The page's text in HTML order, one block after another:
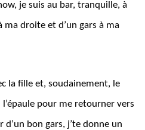
je suis au bar, tranquille, à
ma droite et d’un gars à ma
la fille et, soudainement, le
pour me retourner vers
d’un bon gars, j’te donne un